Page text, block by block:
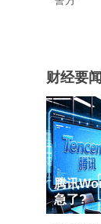
财经要闻
腾讯
急了?